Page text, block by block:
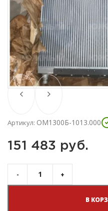
Артикул: ОМ1300Б-1013.000
151 483 руб.
В